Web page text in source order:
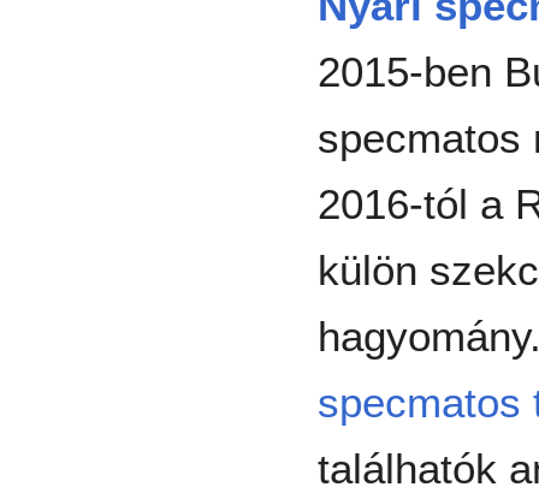
2015-ben
specmatos
2016-tól a
külön
specmatos
találhatók